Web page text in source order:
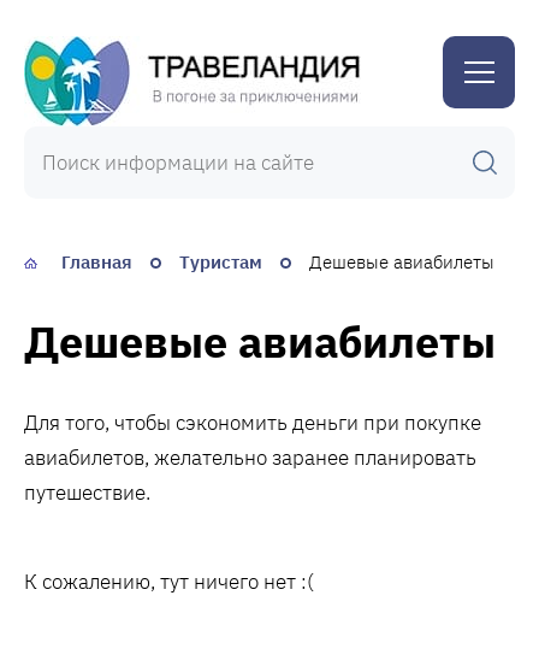
Травеландия
Главная Туристам Дешевые авиабилеты
Дешевые авиабилеты
Для того, чтобы сэкономить деньги при покупке
авиабилетов, желательно заранее планировать
путешествие.
К сожалению, тут ничего нет :(